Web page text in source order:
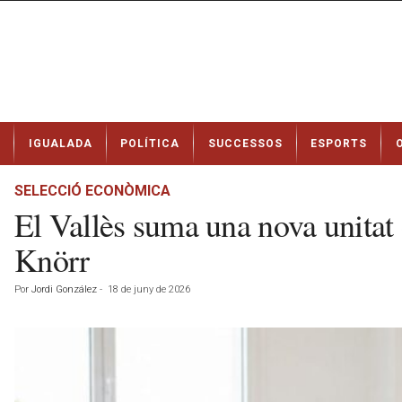
t
IGUALADA POLÍTICA SUCCESSOS ESPORTS
SELECCIÓ ECONÒMICA
El Vallès suma una nova
Knörr
Por Jordi González - 18 de juny de 2026